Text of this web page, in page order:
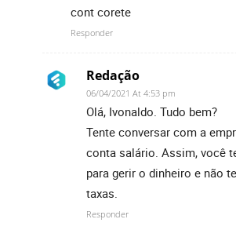
cont corete
Responder
Redação
06/04/2021 At 4:53 pm
Olá, Ivonaldo. Tudo bem?
Tente conversar com a
conta salário. Assim, você
para gerir o dinheiro e não
taxas.
Responder